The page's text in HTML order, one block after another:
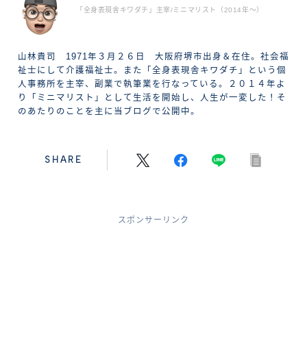
「全身表現舎キワダチ」主宰/ミニマリスト（2014年〜）
山林貴司 1971年３月２６日 大阪府堺市出身＆在住。社会福
祉士にして介護福祉士。また「全身表現舎キワダチ」という個
人事務所を主宰、副業で執筆業を行なっている。２０１４年よ
り「ミニマリスト」として生活を開始し、人生が一変した！そ
のあたりのことを主に当ブログで公開中。
SHARE
スポンサーリンク